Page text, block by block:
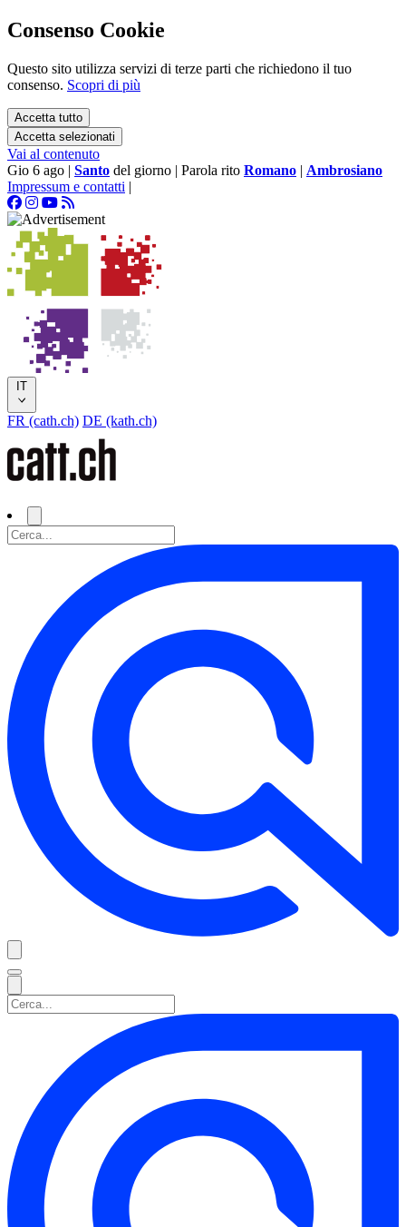
Consenso Cookie
Questo sito utilizza servizi di terze parti che richiedono il tuo
consenso. Scopri di più
Accetta tutto
Accetta selezionati
Vai al contenuto
Gio 6 ago | Santo del giorno | Parola rito Romano | Ambrosiano
Impressum e contatti |
IT
FR (cath.ch) DE (kath.ch)